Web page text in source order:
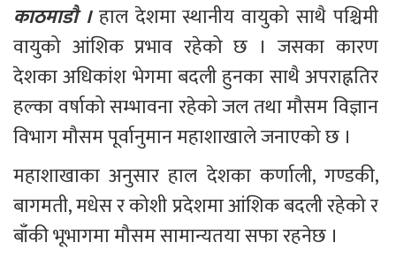
काठमाडौ । हाल देशमा स्थानीय वायुको साथै पश्चिमी
वायुको आंशिक प्रभाव रहेको छ । जसका कारण
देशका अधिकांश भेगमा बदली हुनका साथै अपराह्नतिर
हल्का वर्षाको सम्भावना रहेको जल तथा मौसम विज्ञान
विभाग मौसम पूर्वानुमान महाशाखाले जनाएको छ ।
महाशाखाका अनुसार हाल देशका कर्णाली, गण्डकी,
बागमती, मधेस र कोशी प्रदेशमा आंशिक बदली रहेको र
बाँकी भूभागमा मौसम सामान्यतया सफा रहनेछ ।